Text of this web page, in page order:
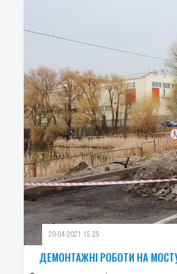
20-04-2021 15:25
ДЕМОНТАЖНІ РОБОТИ НА